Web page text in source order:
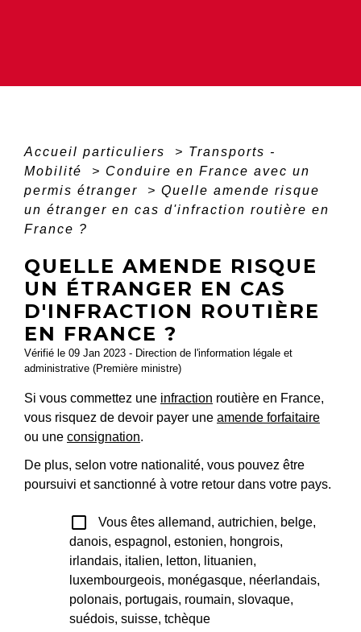
Accueil particuliers > Transports -
Mobilité
> Conduire en France avec un
permis étranger
> Quelle amende risque
un étranger en cas d'infraction routière en
France ?
QUELLE AMENDE RISQUE
UN ÉTRANGER EN CAS
D'INFRACTION ROUTIÈRE
EN FRANCE ?
Vérifié le 09 Jan 2023 - Direction de l'information légale et
administrative (Première ministre)
Si vous commettez une infraction routière en France,
vous risquez de devoir payer une amende forfaitaire
ou une consignation.
De plus, selon votre nationalité, vous pouvez être
poursuivi et sanctionné à votre retour dans votre pays.
check_box_outline_blank
Vous êtes allemand, autrichien, belge,
danois, espagnol, estonien, hongrois,
irlandais, italien, letton, lituanien,
luxembourgeois, monégasque, néerlandais,
polonais, portugais, roumain, slovaque,
suédois, suisse, tchèque